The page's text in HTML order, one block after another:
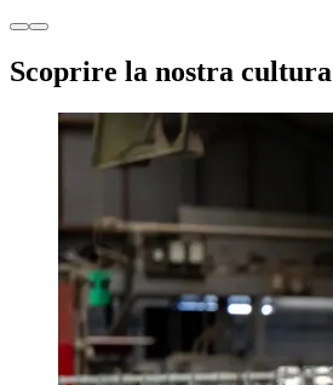
Scoprire la nostra cultura